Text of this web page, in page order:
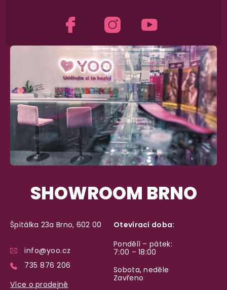
vypadá balíček.
Dodání do 2. dne
Na rychlosti záleží! Vše důležité máme
a okamžitě odesíláme.
Garance vrácení peněz
Máte30 dnína bezplatné vrácení zboží
SHOWROOM BRNO
Špitálka 23a Brno, 602 00
info@yoo.cz
735 876 206
Více o prodejně
Otevírací doba:
Pondělí – pátek:
7:00 – 18:00
Sobota, neděle
Zavřeno